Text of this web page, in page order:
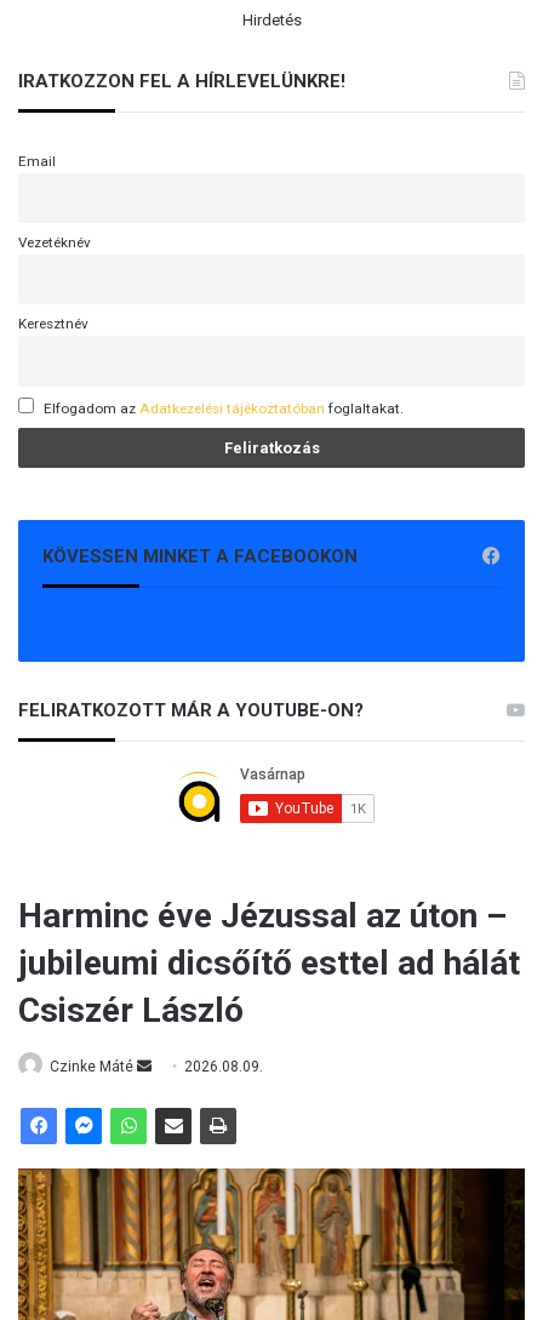
Hirdetés
IRATKOZZON FEL A HÍRLEVELÜNKRE!
Email
Vezetéknév
Keresztnév
Elfogadom az Adatkezelési tájékoztatóban foglaltakat.
KÖVESSEN MINKET A FACEBOOKON
FELIRATKOZOTT MÁR A YOUTUBE-ON?